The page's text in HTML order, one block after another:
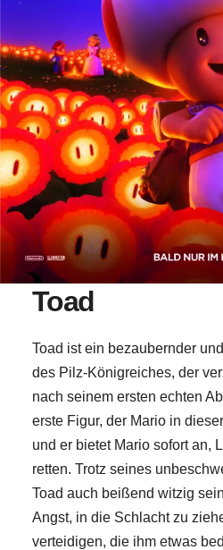
Toad
Toad ist ein bezaubernder
des Pilz-Königreiches, der
nach seinem ersten echten
erste Figur, der Mario in
und er bietet Mario sofort an,
retten. Trotz seines
Toad auch beißend witzig
Angst, in die Schlacht zu
verteidigen, die ihm etwas